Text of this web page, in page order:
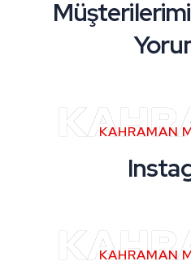
KAHRAMAN
KAHRAMAN